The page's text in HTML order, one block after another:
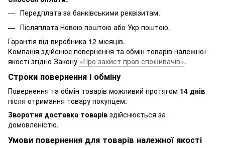
Передплата за банківськими реквізитам.
Післяплата Новою поштою або Укр поштою.
Гарантія від виробника 12 місяців.
Компанія здійснює повернення та обмін товарів належної
якості згідно Закону «Про захист прав споживачів».
Строки повернення і обміну
Повернення та обмін товарів можливий протягом 14 днів
після отримання товару покупцем.
Зворотня доставка товарів здійснюється за
домовленістю.
Умови повернення для товарів належної якості